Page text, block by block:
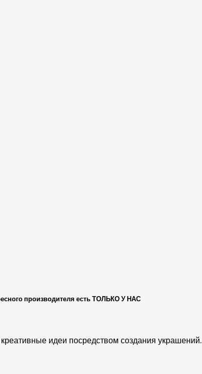
производителя есть ТОЛЬКО У НАС
идеи посредством создания украшений.